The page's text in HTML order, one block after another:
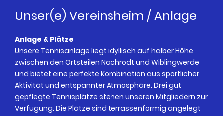
Unser(e) Vereinsheim / Anlage
Anlage & Plätze
Unsere Tennisanlage liegt idyllisch auf halber Höhe
zwischen den Ortsteilen Nachrodt und Wiblingwerde
und bietet eine perfekte Kombination aus sportlicher
Aktivität und entspannter Atmosphäre. Drei gut
gepflegte Tennisplätze stehen unseren Mitgliedern zur
Verfügung. Die Plätze sind terrassenförmig angelegt